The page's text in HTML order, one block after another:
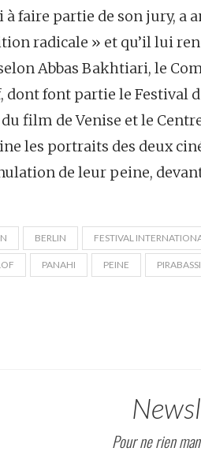
faire partie de son jury, a
radicale » et qu’il lui
Abbas Bakhtiari, le
font partie le Festival
film de Venise et le
les portraits des deux
de leur peine,
BERLIN FESTIVAL
PANAHI PEINE PIRABASSI
Pour ne rien